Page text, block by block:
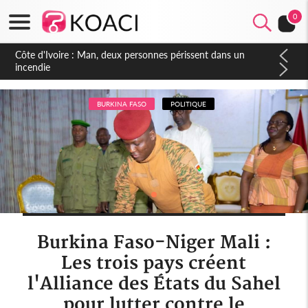
0
Côte d'Ivoire : Séileu, la célébration de la fête nationale
transformée en vaste campagne contre les produits
dépigmentants dangereux
BURKINA FASO POLITIQUE
Burkina Faso-Niger Mali :
Les trois pays créent
l'Alliance des États du Sahel